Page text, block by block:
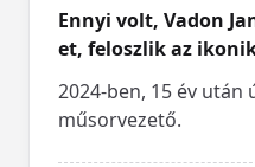
Ennyi volt, Vadon
et, feloszlik az
2024-ben, 15 év után
műsorvezető.